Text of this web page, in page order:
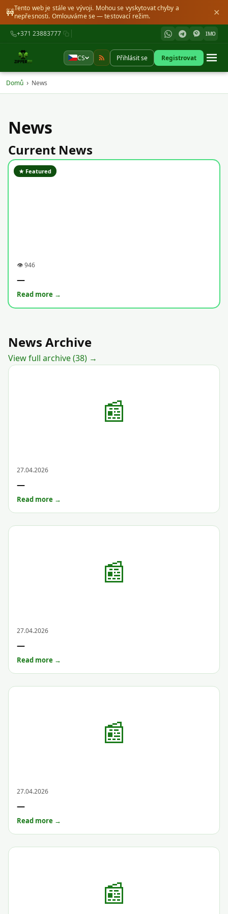
🚧Tento web je stále ve vývoji. Mohou se vyskytovat chyby a
nepřesnosti. Omlouváme se — testovací režim.
✕
+371 23883777 IMO
CS Přihlásit se Registrovat
Domů › News
News
Current News
★ Featured
👁 946
—
Read more →
News Archive
View full archive (38) →
📰
27.04.2026
—
Read more →
📰
27.04.2026
—
Read more →
📰
27.04.2026
—
Read more →
📰